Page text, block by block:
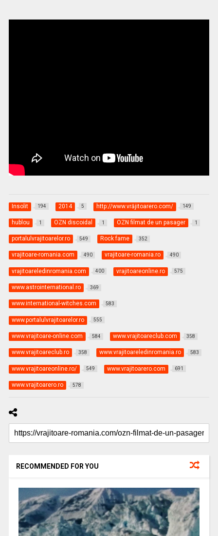
Insolit 194 2014 5 http://www.vrăjitoarero.com/ 149
hublou 1 OZN discoidal 1 OZN filmat de un pasager 1
portalulvrajitoarelor.ro 549 Rock fame 352
vrajitoare-romania.com 490 vrajitoare-romania.ro 490
vrajitoareledinromania.com 400 vrajitoareonline.ro 575
www.astrointernational.ro 369
www.international-witches.com 583
www.portalulvrajitoarelor.ro 555
www.vrajitoare-online.com 584 www.vrajitoareclub.com 358
www.vrajitoareclub.ro 358 www.vrajitoareledinromania.ro 583
www.vrajitoareonline.ro/ 549 www.vrajitoarero.com 691
www.vrajitoarero.ro 578
RECOMMENDED FOR YOU